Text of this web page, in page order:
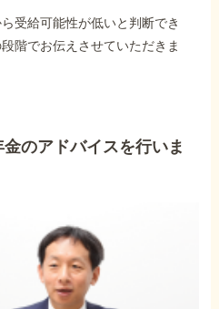
受給可能性が低いと判断でき
階でお伝えさせていただきま
のアドバイスを行いま